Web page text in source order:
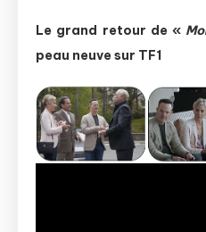
Le grand retour de «
peau neuve sur TF1